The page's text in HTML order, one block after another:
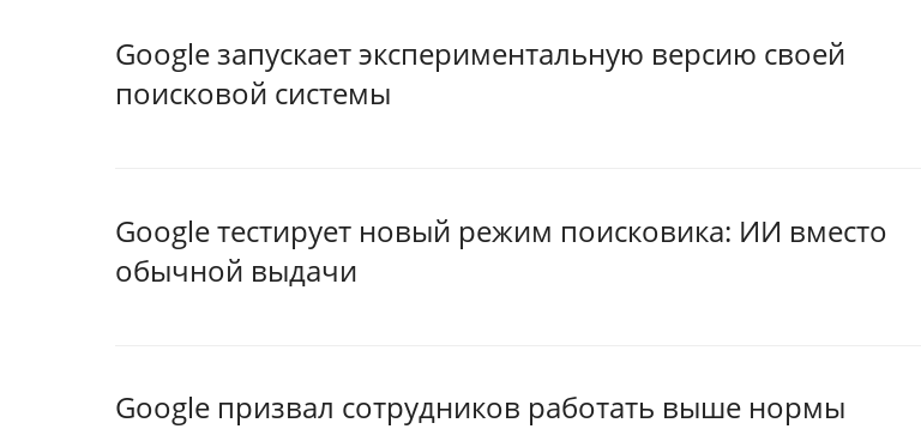
Google запускает экспериментальную версию своей
поисковой системы
Google тестирует новый режим поисковика: ИИ вместо
обычной выдачи
Google призвал сотрудников работать выше нормы